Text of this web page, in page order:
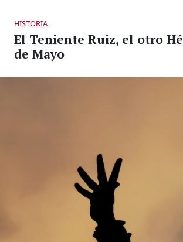
HISTORIA
El Teniente Ruiz, el otro
de Mayo